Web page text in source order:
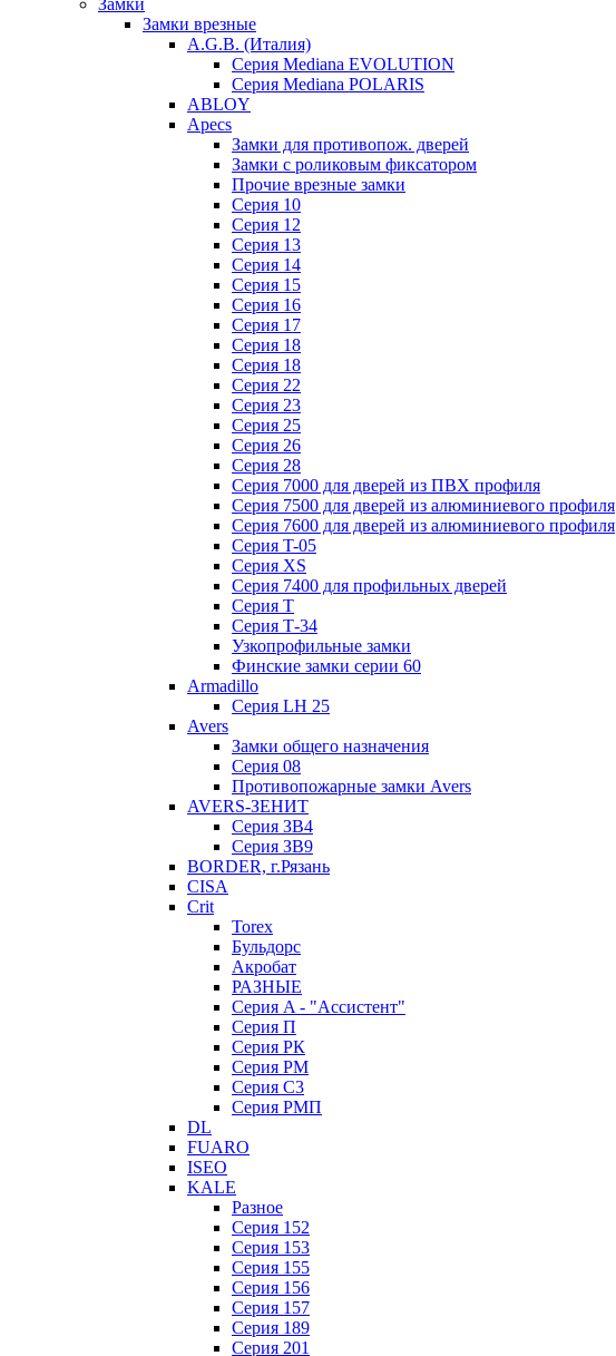
Замки
Замки врезные
A.G.B. (Италия)
Серия Mediana EVOLUTION
Серия Mediana POLARIS
ABLOY
Apecs
Замки для противопож. дверей
Замки с роликовым фиксатором
Прочие врезные замки
Серия 10
Серия 12
Серия 13
Серия 14
Серия 15
Серия 16
Серия 17
Серия 18
Серия 18
Серия 22
Серия 23
Серия 25
Серия 26
Серия 28
Серия 7000 для дверей из ПВХ профиля
Серия 7500 для дверей из алюминиевого профиля
Серия 7600 для дверей из алюминиевого профиля
Серия T-05
Серия XS
Серия 7400 для профильных дверей
Серия Т
Серия Т-34
Узкопрофильные замки
Финские замки серии 60
Armadillo
Серия LH 25
Avers
Замки общего назначения
Серия 08
Противопожарные замки Avers
AVERS-ЗЕНИТ
Серия ЗВ4
Серия ЗВ9
BORDER, г.Рязань
CISA
Crit
Torex
Бульдорс
Акробат
РАЗНЫЕ
Серия A - "Ассистент"
Серия П
Серия РК
Серия РМ
Серия С3
Серия РМП
DL
FUARO
ISEO
KALE
Разное
Серия 152
Серия 153
Серия 155
Серия 156
Серия 157
Серия 189
Серия 201